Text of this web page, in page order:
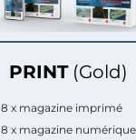
PRINT (Gold)
8 x magazine imprimé
8 x magazine numérique